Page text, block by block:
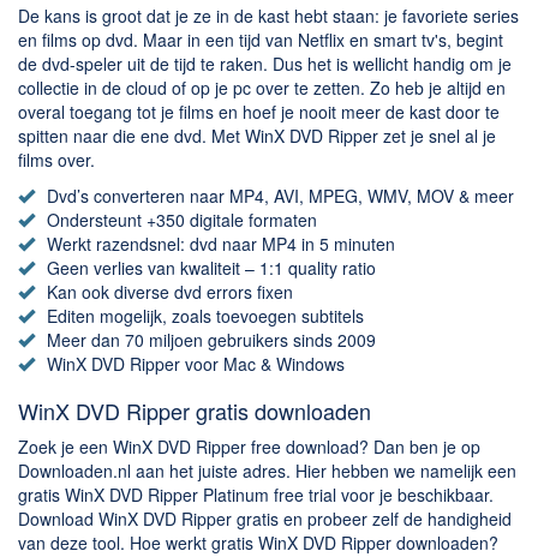
Productiviteit
Adresboek en contacten
Planning en organisatie
Tekst en Administratie
Overige
Algemeen
Chatten en bellen
Dating apps
Parkeer apps
Rar en Zip (Compressie - Unzip)
Webbrowsers
De kans is groot dat je ze in de kast hebt staan: je favoriete series
en films op dvd. Maar in een tijd van Netflix en smart tv's, begint
de dvd-speler uit de tijd te raken. Dus het is wellicht handig om je
collectie in de cloud of op je pc over te zetten. Zo heb je altijd en
overal toegang tot je films en hoef je nooit meer de kast door te
spitten naar die ene dvd. Met WinX DVD Ripper zet je snel al je
films over.
Dvd’s converteren naar MP4, AVI, MPEG, WMV, MOV & meer
Ondersteunt +350 digitale formaten
Werkt razendsnel: dvd naar MP4 in 5 minuten
Geen verlies van kwaliteit – 1:1 quality ratio
Kan ook diverse dvd errors fixen
Editen mogelijk, zoals toevoegen subtitels
Meer dan 70 miljoen gebruikers sinds 2009
WinX DVD Ripper voor Mac & Windows
WinX DVD Ripper gratis downloaden
Zoek je een WinX DVD Ripper free download? Dan ben je op
Downloaden.nl aan het juiste adres. Hier hebben we namelijk een
gratis WinX DVD Ripper Platinum free trial voor je beschikbaar.
Download WinX DVD Ripper gratis en probeer zelf de handigheid
van deze tool. Hoe werkt gratis WinX DVD Ripper downloaden?